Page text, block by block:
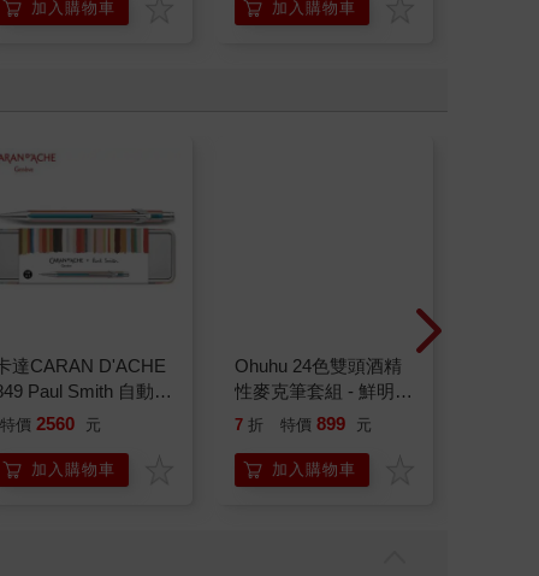
加入購物車 加入購物車
達CARAN D'ACHE
Paul Smith 自動鉛
ED.5 條紋銀
特價 2560 元
加入購物車
Ohuhu 24色雙頭酒精
性麥克筆套組 - 鮮明色
系
7 折 特價 899 元
加入購物車